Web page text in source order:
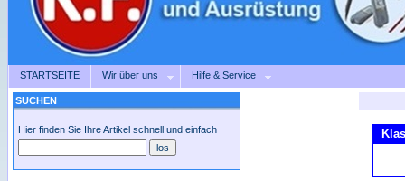
STARTSEITE Wir über uns Hilfe & Service
SUCHEN
Hier finden Sie Ihre Artikel schnell und einfach